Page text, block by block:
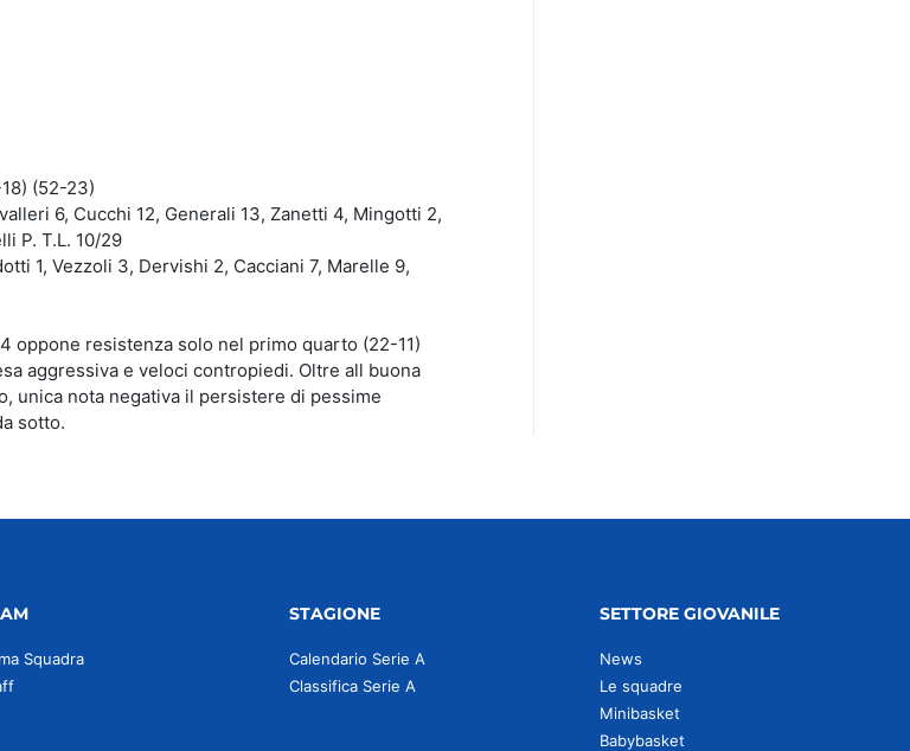
(52-23)
6, Cucchi 12, Generali 13, Zanetti 4, Mingotti 2,
P. T.L. 10/29
1, Vezzoli 3, Dervishi 2, Cacciani 7, Marelle 9,
oppone resistenza solo nel primo quarto (22-11)
aggressiva e veloci contropiedi. Oltre all buona
unica nota negativa il persistere di pessime
sotto.
Squadra
STAGIONE
Calendario Serie A
Classifica Serie A
SETTORE GIOVANILE
News
Le squadre
Minibasket
Babybasket